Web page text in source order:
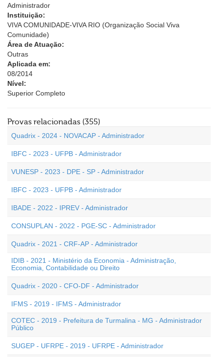
Administrador
Instituição:
VIVA COMUNIDADE-VIVA RIO (Organização Social Viva
Comunidade)
Área de Atuação:
Outras
Aplicada em:
08/2014
Nível:
Superior Completo
Provas relacionadas (355)
Quadrix - 2024 - NOVACAP - Administrador
IBFC - 2023 - UFPB - Administrador
VUNESP - 2023 - DPE - SP - Administrador
IBFC - 2023 - UFPB - Administrador
IBADE - 2022 - IPREV - Administrador
CONSUPLAN - 2022 - PGE-SC - Administrador
Quadrix - 2021 - CRF-AP - Administrador
IDIB - 2021 - Ministério da Economia - Administração,
Economia, Contabilidade ou Direito
Quadrix - 2020 - CFO-DF - Administrador
IFMS - 2019 - IFMS - Administrador
COTEC - 2019 - Prefeitura de Turmalina - MG - Administrador
Público
SUGEP - UFRPE - 2019 - UFRPE - Administrador